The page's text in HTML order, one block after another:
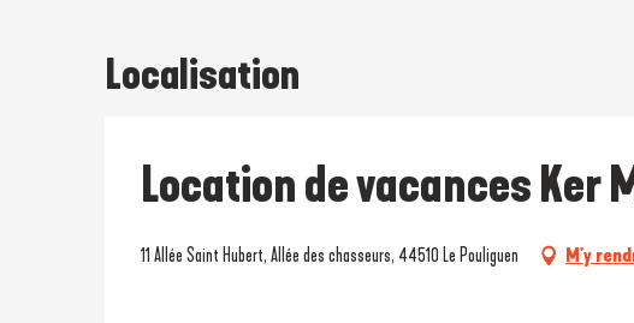
Localisation
Location de vacances Ker
11 Allée Saint Hubert, Allée des chasseurs, 44510 Le Pouliguen M'y